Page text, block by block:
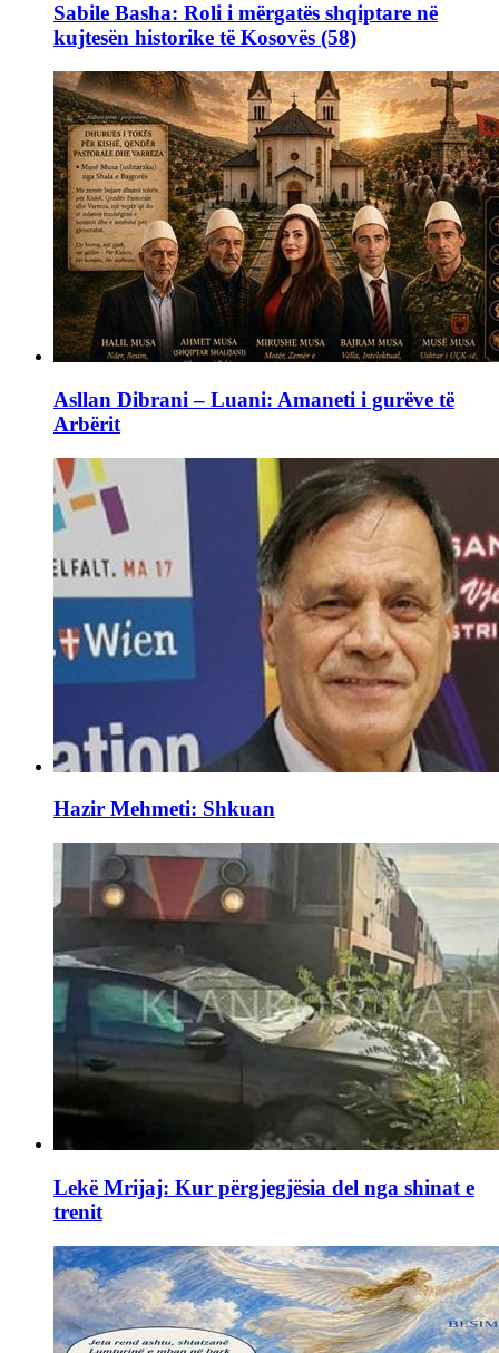
Sabile Basha: Roli i mërgatës shqiptare në
kujtesën historike të Kosovës (58)
Asllan Dibrani – Luani: Amaneti i gurëve të
Arbërit
Hazir Mehmeti: Shkuan
Lekë Mrijaj: Kur përgjegjësia del nga shinat e
trenit